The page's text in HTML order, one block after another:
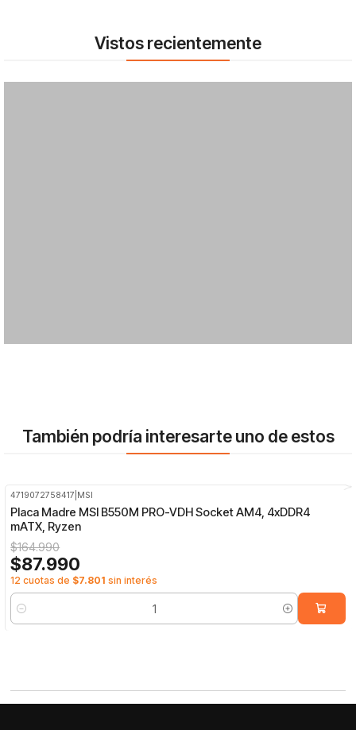
Vistos recientemente
También podría interesarte uno de estos
4719072758417 MSI
Placa Madre MSI B550M PRO-VDH Socket AM4, 4xDDR4
mATX, Ryzen
$164.990
$87.990
12 cuotas de $7.801 sin interés
Cantidad